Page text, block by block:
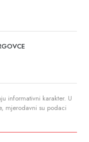
informativni karakter. U
mjerodavni su podaci